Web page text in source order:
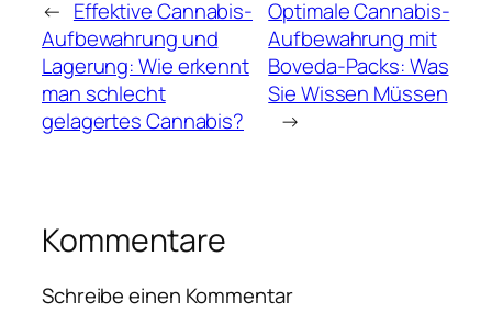
← Effektive Cannabis-
Aufbewahrung und
Lagerung: Wie erkennt
man schlecht
gelagertes Cannabis?
Optimale Cannabis-
Aufbewahrung mit
Boveda-Packs: Was
Sie Wissen Müssen
→
Kommentare
Schreibe einen Kommentar